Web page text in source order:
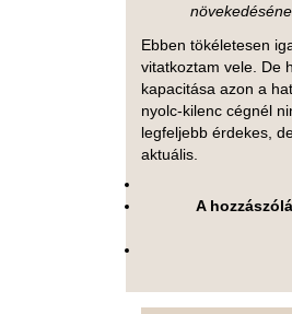
Ebben tökéletesen
vitatkoztam vele. De
kapacitása azon a
nyolc-kilenc cégnél
legfeljebb érdekes,
aktuális.
A